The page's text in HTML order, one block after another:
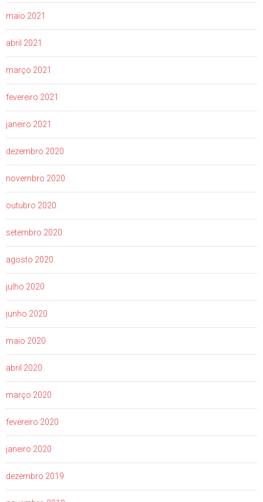
maio 2021
abril 2021
março 2021
fevereiro 2021
janeiro 2021
dezembro 2020
novembro 2020
outubro 2020
setembro 2020
agosto 2020
julho 2020
junho 2020
maio 2020
abril 2020
março 2020
fevereiro 2020
janeiro 2020
dezembro 2019